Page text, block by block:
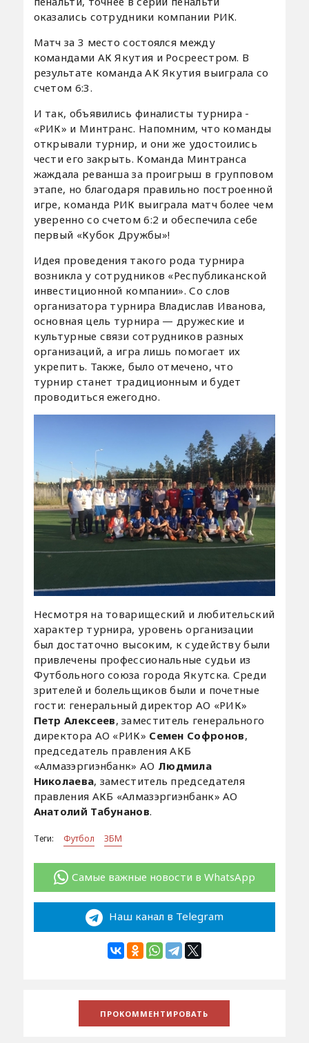
оказались сотрудники компании РИК.
Матч за 3 место состоялся между
командами АК Якутия и Росреестром. В
результате команда АК Якутия выиграла со
счетом 6:3.
И так, объявились финалисты турнира -
«РИК» и Минтранс. Напомним, что команды
открывали турнир, и они же удостоились
чести его закрыть. Команда Минтранса
жаждала реванша за проигрыш в групповом
этапе, но благодаря правильно построенной
игре, команда РИК выиграла матч более чем
уверенно со счетом 6:2 и обеспечила себе
первый «Кубок Дружбы»!
Идея проведения такого рода турнира
возникла у сотрудников «Республиканской
инвестиционной компании». Со слов
организатора турнира Владислав Иванова,
основная цель турнира — дружеские и
культурные связи сотрудников разных
организаций, а игра лишь помогает их
укрепить. Также, было отмечено, что
турнир станет традиционным и будет
проводиться ежегодно.
Несмотря на товарищеский и любительский
характер турнира, уровень организации
был достаточно высоким, к судейству были
привлечены профессиональные судьи из
Футбольного союза города Якутска. Среди
зрителей и болельщиков были и почетные
гости: генеральный директор АО «РИК»
Петр Алексеев, заместитель генерального
директора АО «РИК» Семен Софронов,
председатель правления АКБ
«Алмазэргиэнбанк» АО Людмила
Николаева, заместитель председателя
правления АКБ «Алмазэргиэнбанк» АО
Анатолий Табунанов.
Теги: Футбол ЗБМ
Самые важные новости в WhatsApp
Наш канал в Telegram